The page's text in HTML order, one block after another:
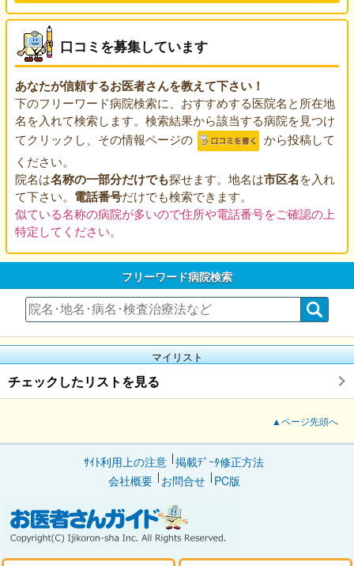
口コミを募集しています
あなたが信頼するお医者さんを教えて下さい！
下のフリーワード病院検索に、おすすめする医院名と所在地
名を入れて検索します。検索結果から該当する病院を見つけ
てクリックし、その情報ページの
から投稿して
ください。
院名は名称の一部分だけでも探せます。地名は市区名を入れ
て下さい。 電話番号だけでも検索できます。
似ている名称の病院が多いので住所や電話番号をご確認の上
特定してください。
フリーワード病院検索
マイリスト
チェックしたリストを見る
▲ページ先頭へ
ｻｲﾄ利用上の注意 掲載ﾃﾞｰﾀ修正方法
会社概要
お問合せ PC版